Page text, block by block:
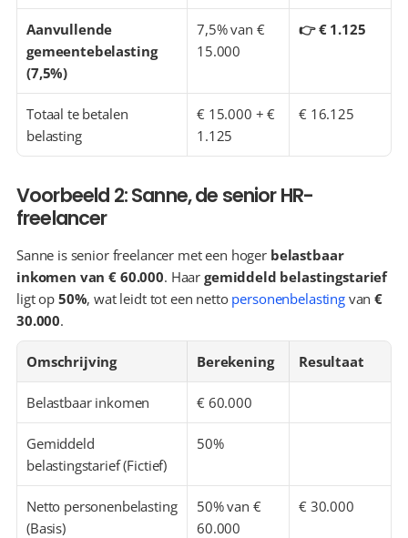
Aanvullende
gemeentebelasting
(7,5%)
7,5% van €
15.000
👉 € 1.125
Totaal te betalen
belasting
€ 15.000 + €
1.125
€ 16.125
Voorbeeld 2: Sanne, de senior HR-
freelancer
Sanne is senior freelancer met een hoger belastbaar
inkomen van € 60.000. Haar gemiddeld belastingstarief
ligt op 50%, wat leidt tot een netto personenbelasting van €
30.000.
Omschrijving Berekening Resultaat
Belastbaar inkomen € 60.000
Gemiddeld
belastingstarief (Fictief)
50%
Netto personenbelasting
(Basis)
50% van €
60.000
€ 30.000